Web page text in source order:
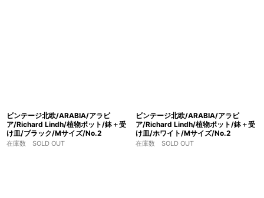
ビンテージ北欧/ARABIA/アラビ
ア/Richard Lindh/植物ポット/鉢＋受
け皿/ブラック/Mサイズ/No.2
在庫数 SOLD OUT
ビンテージ北欧/ARABIA/アラビ
ア/Richard Lindh/植物ポット/鉢＋受
け皿/ホワイト/Mサイズ/No.2
在庫数 SOLD OUT